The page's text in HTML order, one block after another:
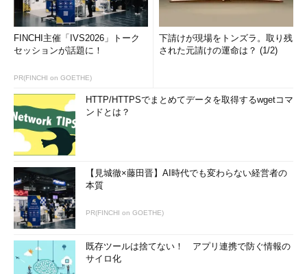
FINCHI主催「IVS2026」トーク
セッションが話題に！
PR(FINCHI on GOETHE)
下請けが現場をトンズラ。取り残
された元請けの運命は？ (1/2)
HTTP/HTTPSでまとめてデータを取得するwgetコマ
ンドとは？
【見城徹×藤田晋】AI時代でも変わらない経営者の
本質
PR(FINCHI on GOETHE)
既存ツールは捨てない！ アプリ連携で防ぐ情報の
サイロ化